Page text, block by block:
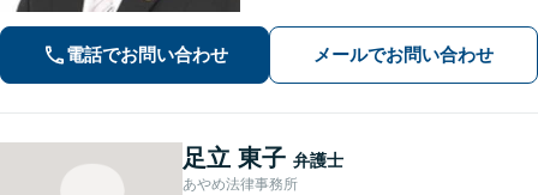
ます。
電話でお問い合わせ メールでお問い合わせ
足立 東子 弁護士
あやめ法律事務所